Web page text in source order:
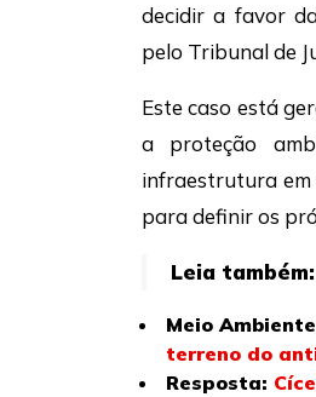
decidir a favor
pelo Tribunal de
Este caso está
a proteção
infraestrutura em
para definir os
Leia também:
Meio
terreno do
Resposta: